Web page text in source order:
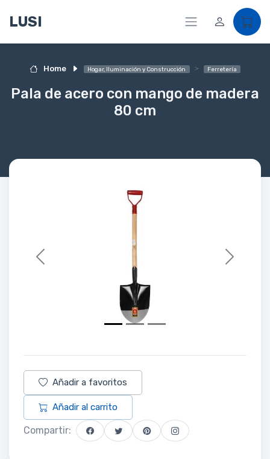
LUSI
Home Hogar, Iluminación y Construcción Ferretería
Pala de acero con mango de madera
80 cm
Previous Next
Añadir a favoritos
Añadir al carrito
Compartir: